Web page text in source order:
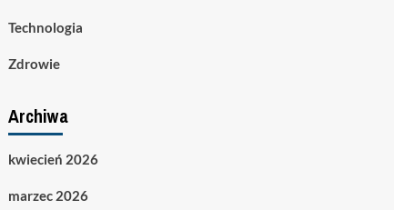
Technologia
Zdrowie
Archiwa
kwiecień 2026
marzec 2026